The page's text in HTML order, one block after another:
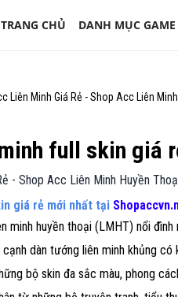
TRANG CHỦ DANH MỤC GAME
Liên Minh Giá Rẻ - Shop Acc Liên
full skin giá
- Shop Acc Liên Minh Huyền
giá rẻ mới nhất tại
minh huyền thoại (LMHT) nổi
dàn tướng liên minh khủng
bộ skin đa sắc màu, phong